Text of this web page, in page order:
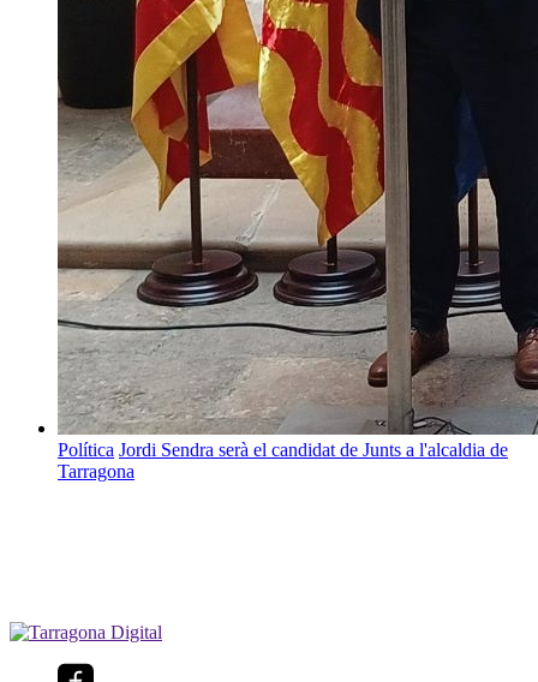
Política Jordi Sendra serà el candidat de Junts a l'alcaldia de
Tarragona